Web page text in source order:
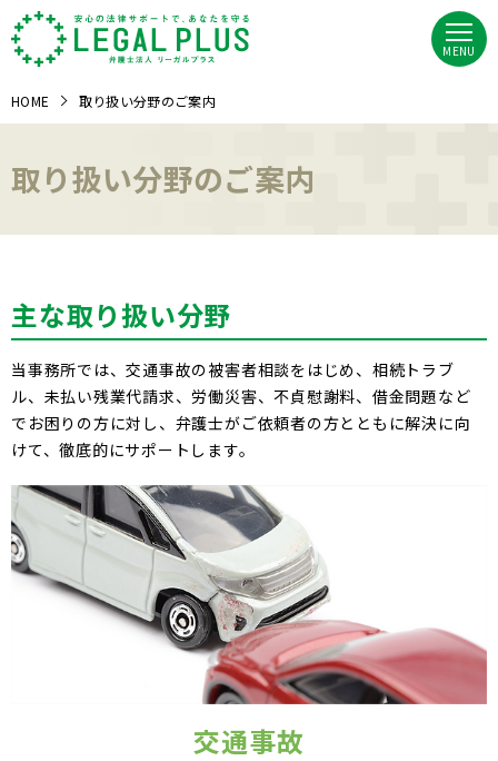
MENU
HOME 取り扱い分野のご案内
取り扱い分野のご案内
主な取り扱い分野
当事務所では、交通事故の被害者相談をはじめ、相続トラブ
ル、未払い残業代請求、労働災害、不貞慰謝料、借金問題など
でお困りの方に対し、弁護士がご依頼者の方とともに解決に向
けて、徹底的にサポートします。
交通事故